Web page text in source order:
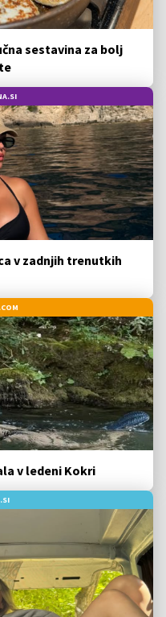
sestavina za bolj
v zadnjih trenutkih
v ledeni Kokri